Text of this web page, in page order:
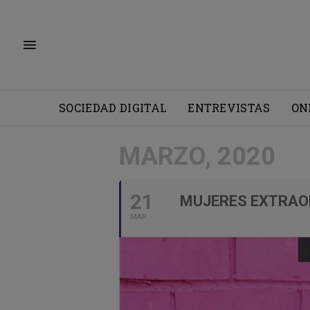
SOCIEDAD DIGITAL ENTREVISTAS
MARZO, 2020
21
MAR
MUJERES